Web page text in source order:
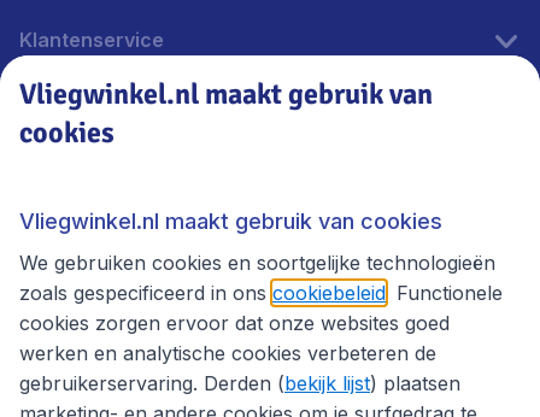
Klantenservice
Vliegwinkel.nl
Thema's
Vliegwinkel.nl maakt gebruik van
cookies
Vliegwinkel.nl maakt gebruik van cookies
We gebruiken cookies en soortgelijke technologieën
zoals gespecificeerd in ons cookiebeleid . Functionele
cookies zorgen ervoor dat onze websites goed
werken en analytische cookies verbeteren de
gebruikerservaring. Derden (bekijk lijst) plaatsen